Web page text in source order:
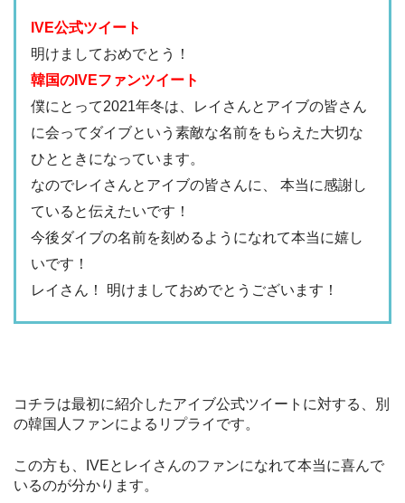
IVE公式ツイート
明けましておめでとう！
韓国のIVEファンツイート
僕にとって2021年冬は、レイさんとアイブの皆さん
に会ってダイブという素敵な名前をもらえた大切な
ひとときになっています。
なのでレイさんとアイブの皆さんに、 本当に感謝し
ていると伝えたいです！
今後ダイブの名前を刻めるようになれて本当に嬉し
いです！
レイさん！ 明けましておめでとうございます！
コチラは最初に紹介したアイブ公式ツイートに対する、別
の韓国人ファンによるリプライです。
この方も、IVEとレイさんのファンになれて本当に喜んで
いるのが分かります。